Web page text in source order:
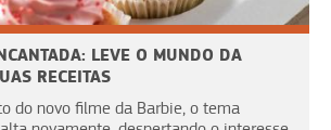
LEVE O MUNDO DA
RECEITAS
do novo filme da Barbie, o tema